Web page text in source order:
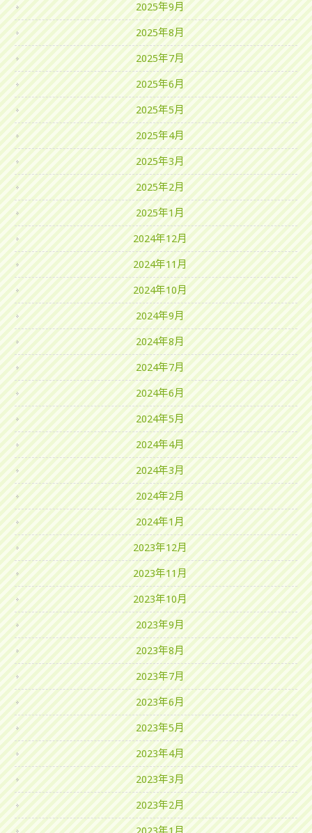
2025年9月
2025年8月
2025年7月
2025年6月
2025年5月
2025年4月
2025年3月
2025年2月
2025年1月
2024年12月
2024年11月
2024年10月
2024年9月
2024年8月
2024年7月
2024年6月
2024年5月
2024年4月
2024年3月
2024年2月
2024年1月
2023年12月
2023年11月
2023年10月
2023年9月
2023年8月
2023年7月
2023年6月
2023年5月
2023年4月
2023年3月
2023年2月